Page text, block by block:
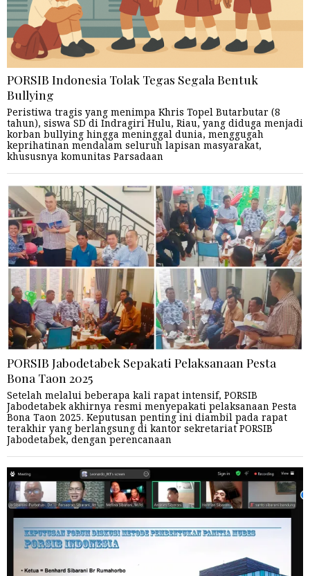
PORSIB Indonesia Tolak Tegas Segala Bentuk
Bullying
Peristiwa tragis yang menimpa Khris Topel Butarbutar (8
tahun), siswa SD di Indragiri Hulu, Riau, yang diduga menjadi
korban bullying hingga meninggal dunia, menggugah
keprihatinan mendalam seluruh lapisan masyarakat,
khususnya komunitas Parsadaan
PORSIB Jabodetabek Sepakati Pelaksanaan Pesta
Bona Taon 2025
Setelah melalui beberapa kali rapat intensif, PORSIB
Jabodetabek akhirnya resmi menyepakati pelaksanaan Pesta
Bona Taon 2025. Keputusan penting ini diambil pada rapat
terakhir yang berlangsung di kantor sekretariat PORSIB
Jabodetabek, dengan perencanaan